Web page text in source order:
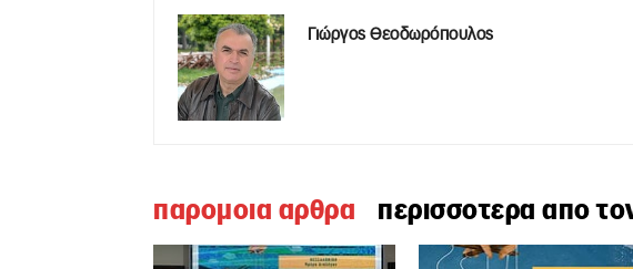
Γιώργος Θεοδωρόπουλος
παρομοια αρθρα περισσοτερα απο